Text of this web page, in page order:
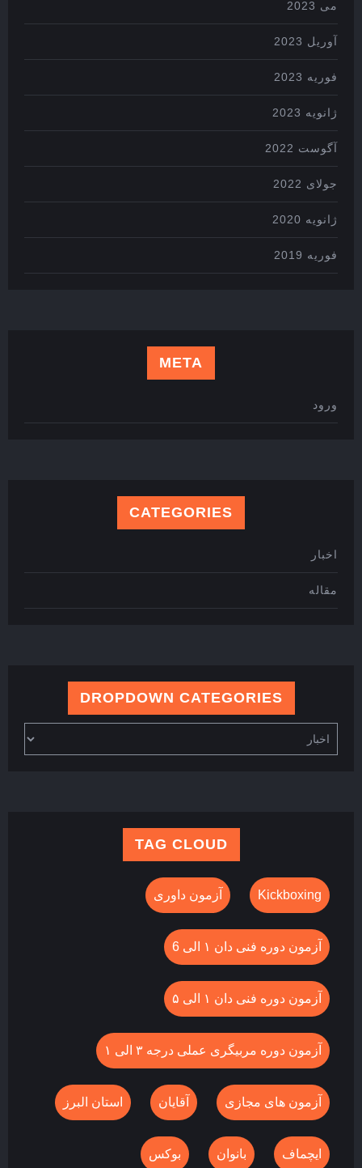
می 2023
آوریل 2023
فوریه 2023
ژانویه 2023
آگوست 2022
جولای 2022
ژانویه 2020
فوریه 2019
META
ورود
CATEGORIES
اخبار
مقاله
DROPDOWN CATEGORIES
TAG CLOUD
Kickboxing آزمون داوری
آزمون دوره فنی دان ۱ الی 6
آزمون دوره فنی دان ۱ الی ۵
آزمون دوره مربیگری عملی درجه ۳ الی ۱
آزمون های مجازی آقایان استان البرز
ایچماف بانوان بوکس